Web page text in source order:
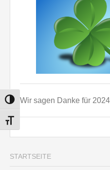
UMSCHALTEN AUF HOHE
SCHRIFT VERGRÖSSERN
Wir sagen Danke für
STARTSEITE